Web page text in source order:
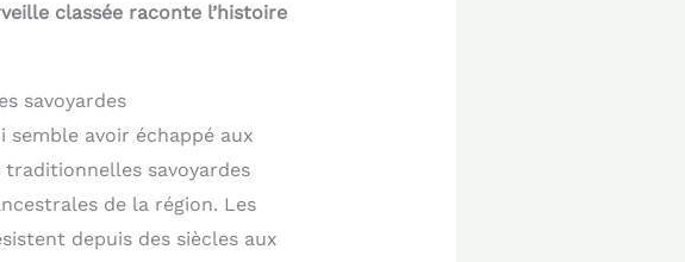
classée raconte l’histoire
savoyardes
semble avoir échappé aux
savoyardes
de la région. Les
depuis des siècles aux